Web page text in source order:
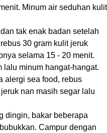
Minum air seduhan kulit
tak enak badan setelah
30 gram kulit jeruk
selama 15 - 20 menit.
lalu minum hangat-hangat.
alergi sea food, rebus
nan masih segar lalu
dingin, bakar beberapa
Campur dengan